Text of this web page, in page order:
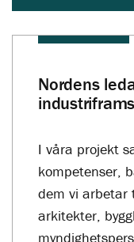
Nordens
I våra projekt
kompetenser,
dem vi arbetar
arkitekter,